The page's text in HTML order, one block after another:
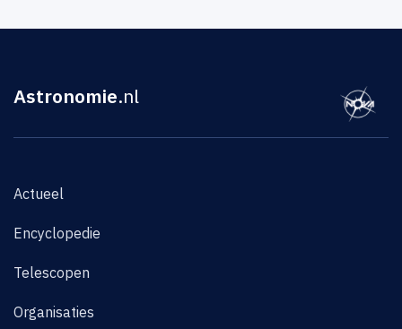
Astronomie.nl
Actueel
Encyclopedie
Telescopen
Organisaties